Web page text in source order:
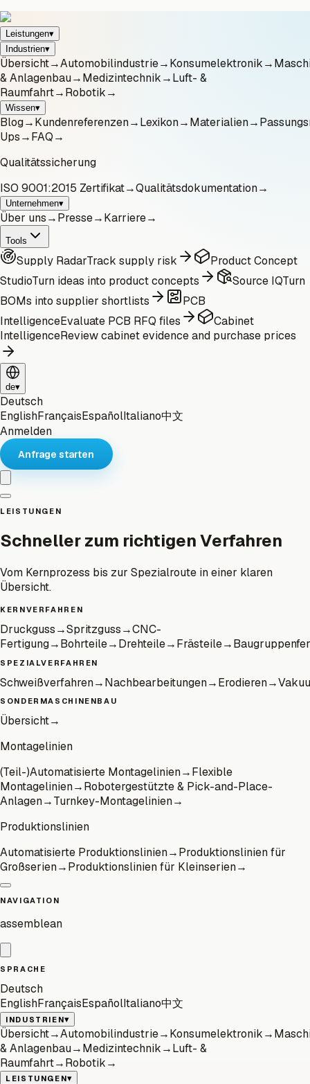
Leistungen▾
Industrien▾
Übersicht→Automobilindustrie→Konsumelektronik→
& Anlagenbau→Medizintechnik→Luft- &
Raumfahrt→Robotik→
Wissen▾
Blog→Kundenreferenzen→Lexikon→Materialien→
Ups→FAQ→
Qualitätssicherung
ISO 9001:2015 Zertifikat→Qualitätsdokumentation→
Unternehmen▾
Über uns→Presse→Karriere→
Tools
Supply RadarTrack supply risk
Product Concept
StudioTurn ideas into product concepts Source IQTurn
BOMs into supplier shortlists
PCB
IntelligenceEvaluate PCB RFQ files
Cabinet
IntelligenceReview cabinet evidence and purchase prices
de▾
Deutsch
EnglishFrançaisEspañolItaliano中文
Anmelden
Anfrage starten
LEISTUNGEN
Schneller zum richtigen Verfahren
Vom Kernprozess bis zur Spezialroute in einer klaren
Übersicht.
KERNVERFAHREN
Druckguss→Spritzguss→CNC-
Fertigung→Bohrteile→Drehteile→Frästeile→
SPEZIALVERFAHREN
Schweißverfahren→Nachbearbeitungen→Erodieren→
SONDERMASCHINENBAU
Übersicht→
Montagelinien
(Teil-)Automatisierte Montagelinien→Flexible
Montagelinien→Robotergestützte & Pick-and-Place-
Anlagen→Turnkey-Montagelinien→
Produktionslinien
Automatisierte Produktionslinien→Produktionslinien für
Großserien→Produktionslinien für Kleinserien→
NAVIGATION
assemblean
SPRACHE
Deutsch
EnglishFrançaisEspañolItaliano中文
INDUSTRIEN▾
Übersicht→Automobilindustrie→Konsumelektronik→
& Anlagenbau→Medizintechnik→Luft- &
Raumfahrt→Robotik→
LEISTUNGEN▾